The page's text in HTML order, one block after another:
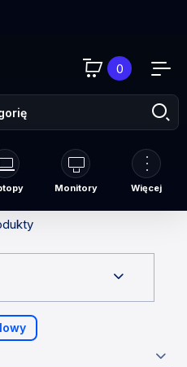
0
Monitory Więcej